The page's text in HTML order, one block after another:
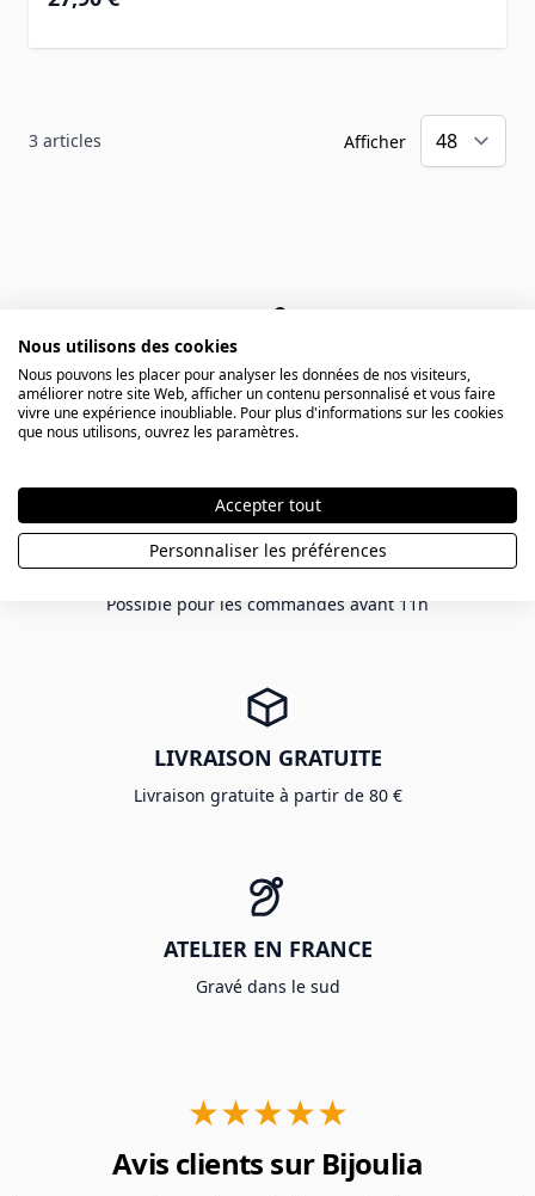
3 articles Afficher
GRAVURE GRATUITE
Première gravure diamant gratuite
LIVRAISON 24H CHRONOPOST
Possible pour les commandes avant 11h
LIVRAISON GRATUITE
Livraison gratuite à partir de 80 €
ATELIER EN FRANCE
Gravé dans le sud
★★★★★
Avis clients sur Bijoulia
Nous utilisons des cookies
Nous pouvons les placer pour analyser les données de nos visiteurs,
améliorer notre site Web, afficher un contenu personnalisé et vous faire
vivre une expérience inoubliable. Pour plus d'informations sur les cookies
que nous utilisons, ouvrez les paramètres.
Accepter tout
Personnaliser les préférences